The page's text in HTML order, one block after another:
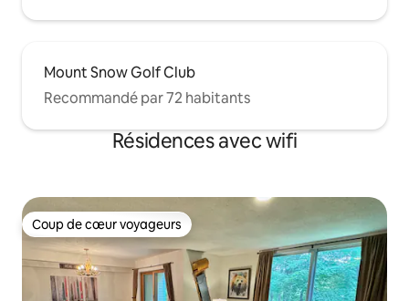
Mount Snow Golf Club
Recommandé par 72 habitants
Résidences avec wifi
Coup de cœur voyageurs
Coup de cœur voyageurs